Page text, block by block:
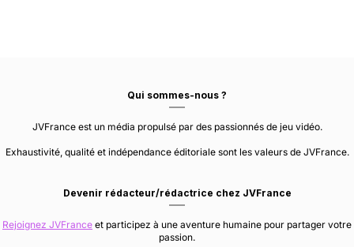
Qui sommes-nous ?
JVFrance est un média propulsé par des passionnés de jeu vidéo.
Exhaustivité, qualité et indépendance éditoriale sont les valeurs de JVFrance.
Devenir rédacteur/rédactrice chez JVFrance
Rejoignez JVFrance et participez à une aventure humaine pour partager votre
passion.